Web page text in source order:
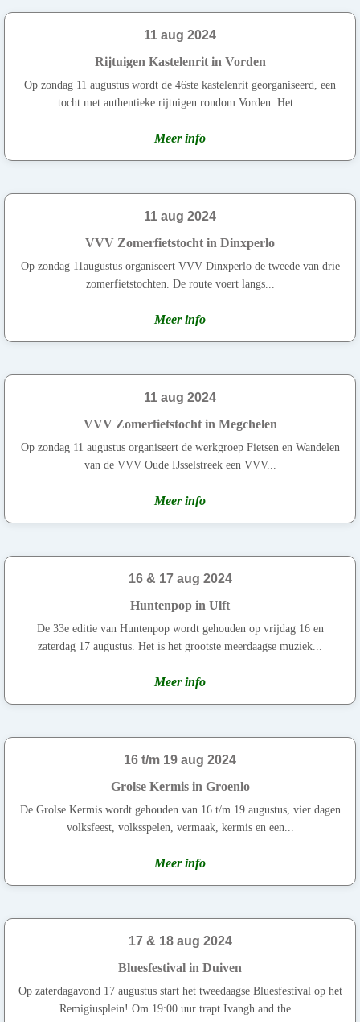
11 aug 2024
Rijtuigen Kastelenrit in Vorden
Op zondag 11 augustus wordt de 46ste kastelenrit georganiseerd, een
tocht met authentieke rijtuigen rondom Vorden. Het...
Meer info
11 aug 2024
VVV Zomerfietstocht in Dinxperlo
Op zondag 11augustus organiseert VVV Dinxperlo de tweede van drie
zomerfietstochten. De route voert langs...
Meer info
11 aug 2024
VVV Zomerfietstocht in Megchelen
Op zondag 11 augustus organiseert de werkgroep Fietsen en Wandelen
van de VVV Oude IJsselstreek een VVV...
Meer info
16 & 17 aug 2024
Huntenpop in Ulft
De 33e editie van Huntenpop wordt gehouden op vrijdag 16 en
zaterdag 17 augustus. Het is het grootste meerdaagse muziek...
Meer info
16 t/m 19 aug 2024
Grolse Kermis in Groenlo
De Grolse Kermis wordt gehouden van 16 t/m 19 augustus, vier dagen
volksfeest, volksspelen, vermaak, kermis en een...
Meer info
17 & 18 aug 2024
Bluesfestival in Duiven
Op zaterdagavond 17 augustus start het tweedaagse Bluesfestival op het
Remigiusplein! Om 19:00 uur trapt Ivangh and the...